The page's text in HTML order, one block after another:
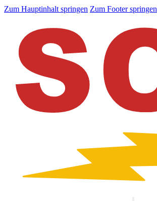
Zum Hauptinhalt springen Zum Footer springen